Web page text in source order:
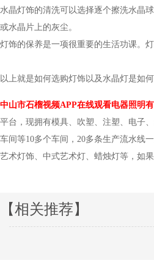
水晶灯饰的清洗可以选择逐个擦洗水晶球
或水晶片上的灰尘。
灯饰的保养是一项很重要的生活功课。
以上就是如何选购灯饰以及水晶灯是如何
中山市石榴视频APP在线观看电器照明
平台，现拥有模具、吹塑、注塑
车间等10多个车间，20多条生产流水线一
艺术灯饰、中式艺术灯、蜡烛灯等
【相关推荐】